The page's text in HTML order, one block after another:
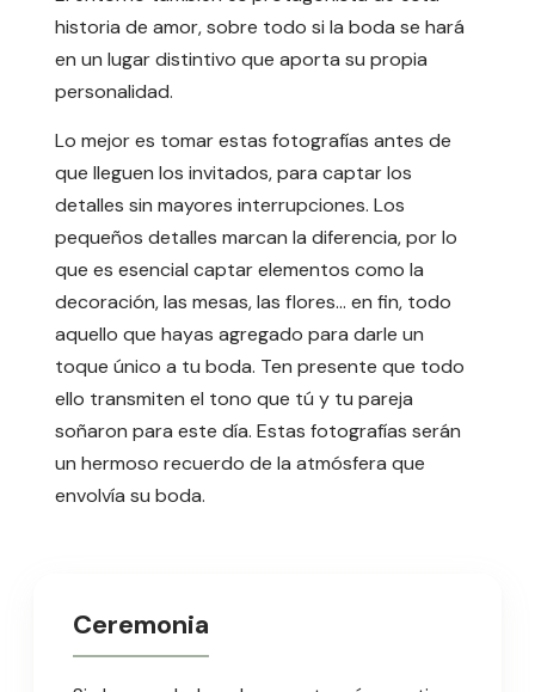
historia de amor, sobre todo si la boda se hará
en un lugar distintivo que aporta su propia
personalidad.
Lo mejor es tomar estas fotografías antes de
que lleguen los invitados, para captar los
detalles sin mayores interrupciones. Los
pequeños detalles marcan la diferencia, por lo
que es esencial captar elementos como la
decoración, las mesas, las flores… en fin, todo
aquello que hayas agregado para darle un
toque único a tu boda. Ten presente que todo
ello transmiten el tono que tú y tu pareja
soñaron para este día. Estas fotografías serán
un hermoso recuerdo de la atmósfera que
envolvía su boda.
Ceremonia